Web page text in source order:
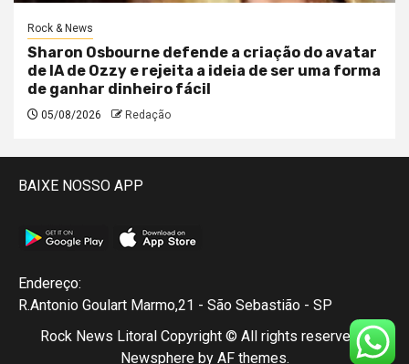
Rock & News
Sharon Osbourne defende a criação do avatar
de IA de Ozzy e rejeita a ideia de ser uma forma
de ganhar dinheiro fácil
05/08/2026 Redação
BAIXE NOSSO APP
Endereço:
R.Antonio Goulart Marmo,21 - São Sebastião - SP
Rock News Litoral Copyright © All rights reserved.|
Newsphereby AF themes.